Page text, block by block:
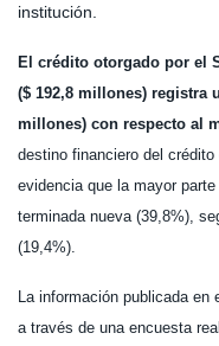
institución.
El crédito otorgado por el
($ 192,8 millones) registra
millones) con respecto al
destino financiero del
evidencia que la mayor
terminada nueva (39,8%),
(19,4%).
La información publicada
a través de una encuesta